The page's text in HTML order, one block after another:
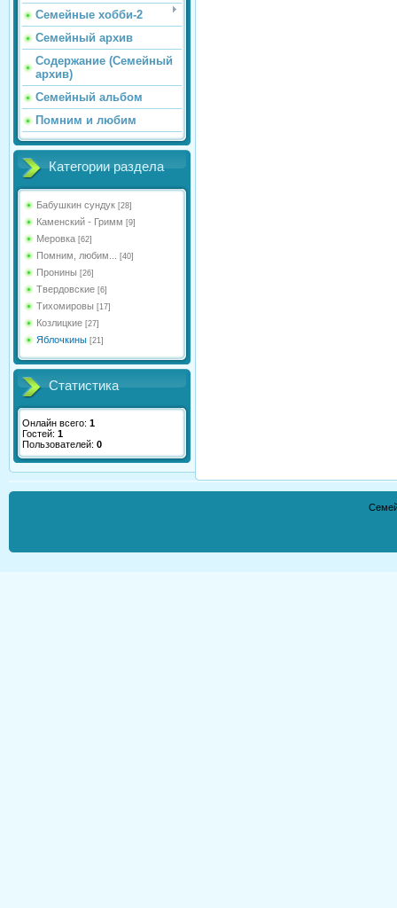
Семейные хобби-2
Семейный архив
Содержание (Семейный
архив)
Семейный альбом
Помним и любим
Категории раздела
Бабушкин сундук [28]
Каменский - Гримм [9]
Меровка [62]
Помним, любим... [40]
Пронины [26]
Твердовские [6]
Тихомировы [17]
Козлицкие [27]
Яблочкины [21]
Статистика
Онлайн всего: 1
Гостей: 1
Пользователей: 0